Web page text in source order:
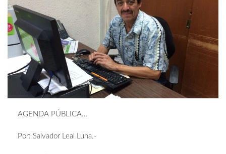
AGENDA PÚBLICA…
Por: Salvador Leal Luna.-